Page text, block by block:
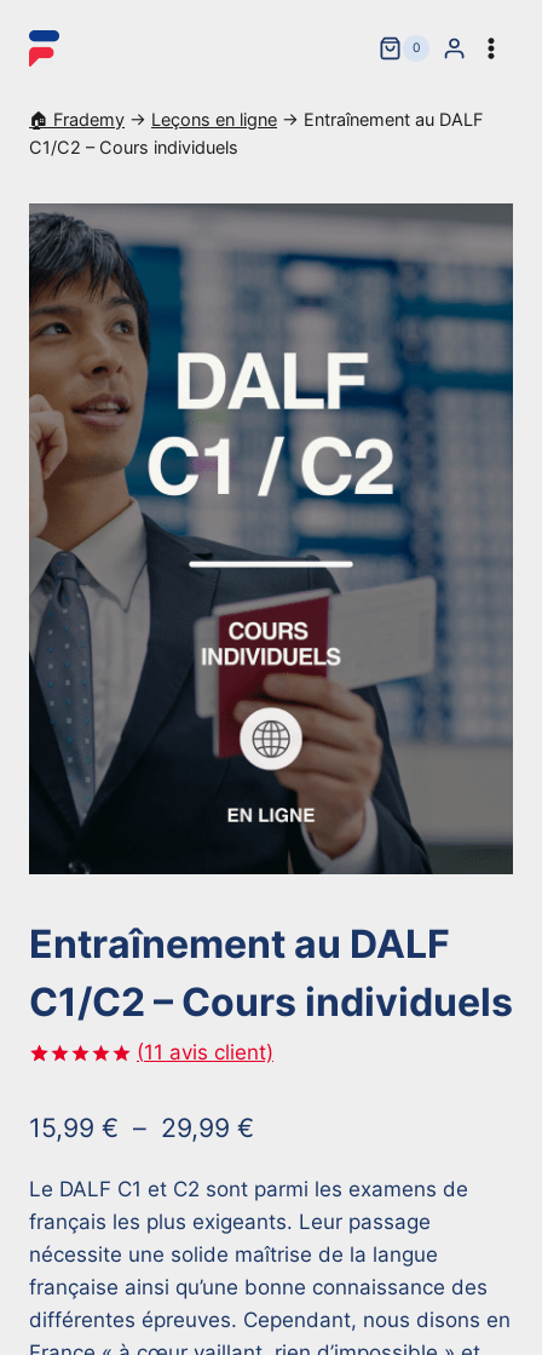
0
🏠 Frademy → Leçons en ligne → Entraînement au DALF
C1/C2 – Cours individuels
Entraînement au DALF
C1/C2 – Cours individuels
sur
notations
(11 avis client)
15,99 € – 29,99 €
prix :
15,99 €
à
29,99 €
Le DALF C1 et C2 sont parmi les examens de
français les plus exigeants. Leur passage
nécessite une solide maîtrise de la langue
française ainsi qu’une bonne connaissance des
différentes épreuves. Cependant, nous disons en